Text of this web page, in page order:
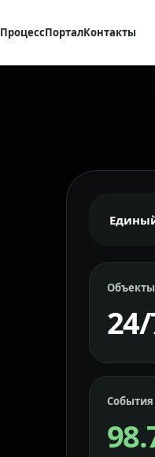
ПроцессПорталКонтакты
Объекты
События